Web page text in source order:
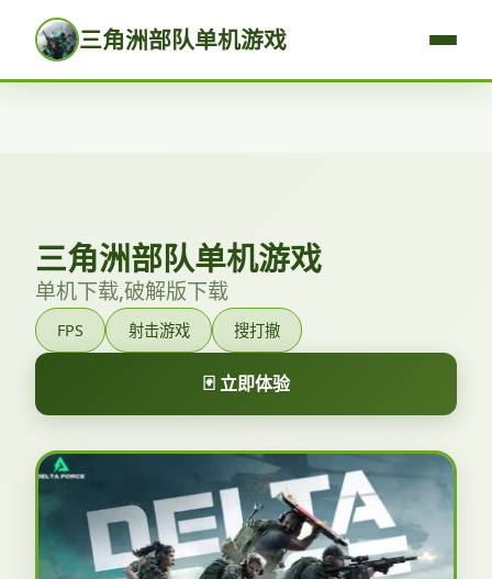
三角洲部队单机游戏
三角洲部队单机游戏
单机下载,破解版下载
FPS 射击游戏 搜打撤
🃏 立即体验